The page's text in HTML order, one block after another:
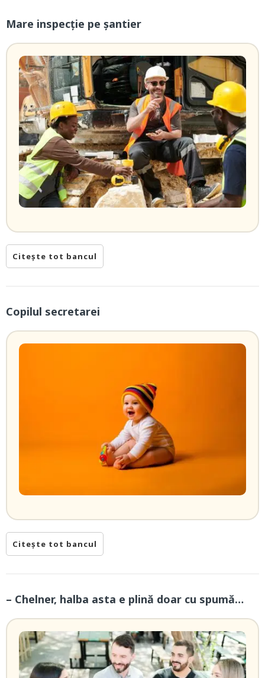
Mare inspecție pe șantier
Citește tot bancul
Copilul secretarei
Citește tot bancul
– Chelner, halba asta e plină doar cu spumă…